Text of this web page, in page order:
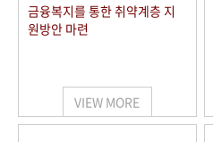
금융복지를 통한 취약계층 지
원방안 마련
VIEW MORE